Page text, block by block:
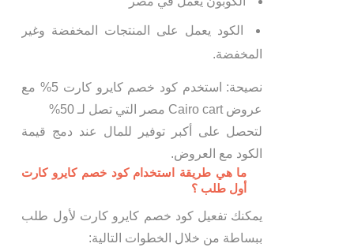
الكود يعمل على المنتجات المخفضة وغير
المخفضة.
نصيحة: استخدم كود خصم كايرو كارت 5% مع
عروض Cairo cart مصر التي تصل لـ 50%
لتحصل على أكبر توفير للمال عند دمج قيمة
الكود مع العروض.
ما هي طريقة استخدام كود خصم كايرو كارت
أول طلب ؟
يمكنك تفعيل كود خصم كايرو كارت لأول طلب
ببساطة من خلال الخطوات التالية: